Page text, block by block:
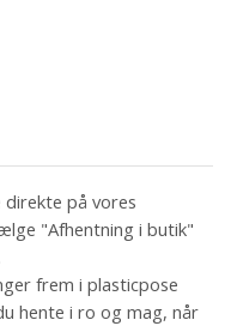
direkte på vores
"Afhentning i butik"
frem i plasticpose
hente i ro og mag, når